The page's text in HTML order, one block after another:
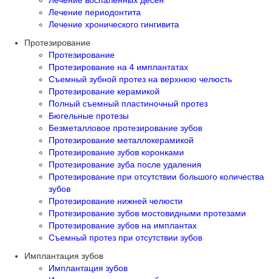
Лечение периодонтита
Лечение хронического гингивита
Протезирование
Протезирование
Протезирование на 4 имплантатах
Съемный зубной протез на верхнюю челюсть
Протезирование керамикой
Полный съемный пластиночный протез
Бюгельные протезы
Безметалловое протезирование зубов
Протезирование металлокерамикой
Протезирование зубов коронками
Протезирование зуба после удаления
Протезирование при отсутствии большого количества
зубов
Протезирование нижней челюсти
Протезирование зубов мостовидными протезами
Протезирование зубов на имплантах
Съемный протез при отсутствии зубов
Имплантация зубов
Имплантация зубов